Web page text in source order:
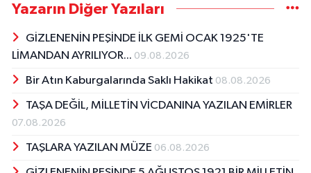
Yazarın Diğer Yazıları
GİZLENENİN PEŞİNDE İLK GEMİ OCAK 1925'TE
LİMANDAN AYRILIYOR... 09.08.2026
Bir Atın Kaburgalarında Saklı Hakikat 08.08.2026
TAŞA DEĞİL, MİLLETİN VİCDANINA YAZILAN EMİRLER
07.08.2026
TAŞLARA YAZILAN MÜZE 06.08.2026